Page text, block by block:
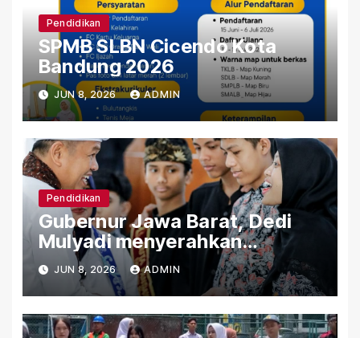
Pendidikan
SPMB SLBN Cicendo Kota
Bandung 2026
JUN 8, 2026 ADMIN
Pendidikan
Gubernur Jawa Barat, Dedi
Mulyadi menyerahkan
Bantuan (PIP) Kepada Siswa
SLBN Cicendo Kota Bandung
JUN 8, 2026 ADMIN